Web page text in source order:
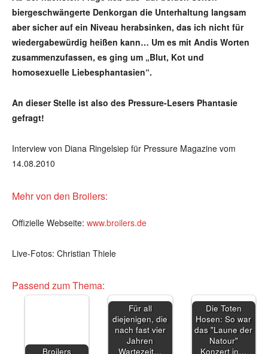
biergeschwängerte Denkorgan die Unterhaltung langsam
aber sicher auf ein Niveau herabsinken, das ich nicht für
wiedergabewürdig heißen kann… Um es mit Andis Worten
zusammenzufassen, es ging um „Blut, Kot und
homosexuelle Liebesphantasien“.
An dieser Stelle ist also des Pressure-Lesers Phantasie
gefragt!
Interview von Diana Ringelsiep für Pressure Magazine vom
14.08.2010
Mehr von den Broilers:
Offizielle Webseite: www.broilers.de
Live-Fotos: Christian Thiele
Passend zum Thema:
Broilers
Für all
diejenigen, die
nach fast vier
Jahren
Wartezeit…
Die Toten
Hosen: So war
das "Laune der
Natour"
Konzert in…